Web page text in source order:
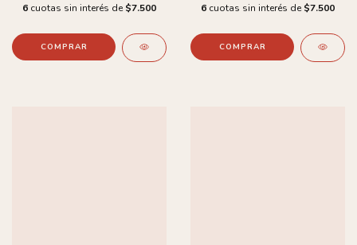
6 cuotas sin interés de $7.500
COMPRAR
6 cuotas sin interés de $7.500
COMPRAR